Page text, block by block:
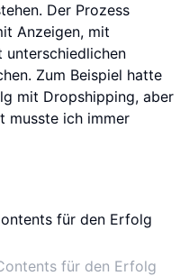
Der Prozess
Anzeigen, mit
unterschiedlichen
Zum Beispiel hatte
mit Dropshipping, aber
musste ich immer
für den Erfolg